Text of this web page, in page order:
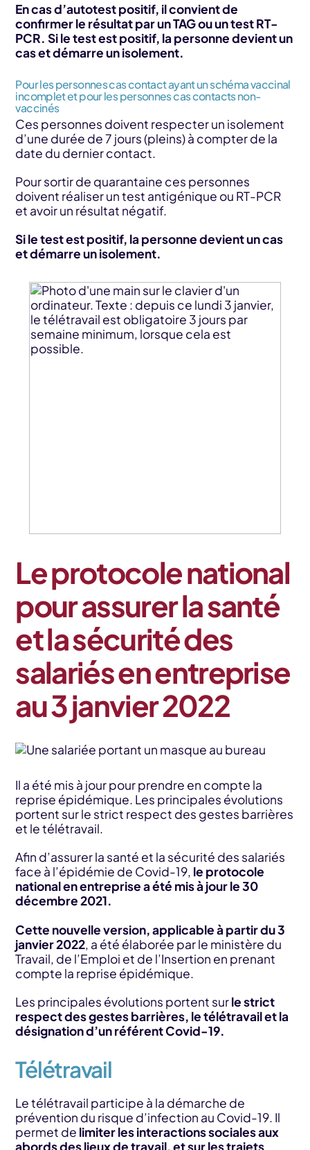
En cas d’autotest positif, il convient de
confirmer le résultat par un TAG ou un test RT-
PCR. Si le test est positif, la personne devient un
cas et démarre un isolement.
Pour les personnes cas contact ayant un schéma vaccinal
incomplet et pour les personnes cas contacts non-
vaccinés
Ces personnes doivent respecter un isolement
d’une durée de 7 jours (pleins) à compter de la
date du dernier contact.
Pour sortir de quarantaine ces personnes
doivent réaliser un test antigénique ou RT-PCR
et avoir un résultat négatif.
Si le test est positif, la personne devient un cas
et démarre un isolement.
Le protocole national
pour assurer la santé
et la sécurité des
salariés en entreprise
au 3 janvier 2022
Il a été mis à jour pour prendre en compte la
reprise épidémique. Les principales évolutions
portent sur le strict respect des gestes barrières
et le télétravail.
Afin d’assurer la santé et la sécurité des salariés
face à l’épidémie de Covid-19, le protocole
national en entreprise a été mis à jour le 30
décembre 2021.
Cette nouvelle version, applicable à partir du 3
janvier 2022, a été élaborée par le ministère du
Travail, de l’Emploi et de l’Insertion en prenant
compte la reprise épidémique.
Les principales évolutions portent surle strict
respect des gestes barrières, le télétravailet la
désignation d’un référent Covid-19.
Télétravail
Le télétravail participe à la démarche de
prévention du risque d’infection au Covid-19. Il
permet de limiter les interactions sociales aux
abords des lieux de travail, et sur les trajets